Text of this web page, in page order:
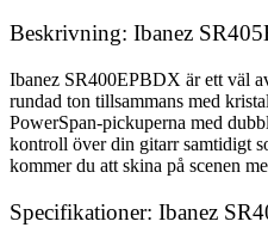
Beskrivning: Ibanez
Ibanez SR400EPBDX är ett väl
rundad ton tillsammans med
PowerSpan-pickuperna med
kontroll över din gitarr samtidigt
kommer du att skina på scenen
Specifikationer: Ibanez